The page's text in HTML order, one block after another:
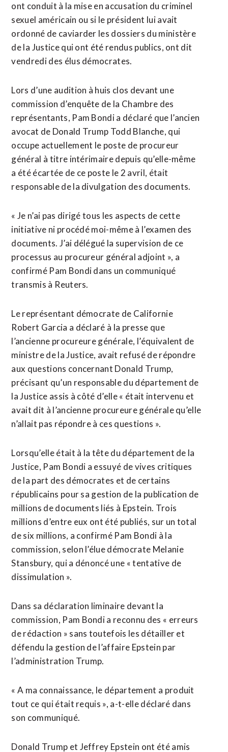
ont conduit à la mise en accusation du criminel
sexuel américain ​ou si le ‌président lui avait
ordonné de caviarder les dossiers ​du ministère
de la ⁠Justice qui ont été rendus publics, ont dit
vendredi des élus démocrates.
Lors ‌d’une audition à huis ‌clos devant une
commission d’enquête de la Chambre des
représentants, Pam Bondi a déclaré que l’ancien
avocat de Donald Trump Todd Blanche, qui
occupe actuellement le poste de procureur
général à ​titre intérimaire depuis qu’elle-même
a été écartée de ce poste le 2 avril, était
responsable de la divulgation des documents.
« Je n’ai pas dirigé tous les aspects de cette
initiative ni procédé moi-même à l’examen des
documents. J’ai délégué la supervision de ce
processus au procureur général adjoint », a
confirmé Pam Bondi dans un communiqué
transmis à ⁠Reuters.
Le représentant démocrate de Californie
Robert Garcia a déclaré à la presse que
l’ancienne procureure générale, ⁠l’équivalent de
ministre de la Justice, avait refusé de répondre
aux questions concernant Donald Trump,
précisant qu’un responsable du département de
la Justice assis à côté d’elle « était intervenu et
avait dit à l’ancienne procureure générale qu’elle
n’allait pas répondre à ces questions ».
Lorsqu’elle était à la tête du département de la
Justice, Pam ⁠Bondi ‌a essuyé de vives critiques
de la part des démocrates et de certains
républicains ⁠pour sa gestion de la publication de
millions de documents liés ​à Epstein. Trois ​
millions d’entre eux ont été publiés, sur un total
de six millions, a confirmé Pam Bondi à la ​
commission, selon l’élue démocrate Melanie
Stansbury, qui a dénoncé une « tentative de
dissimulation ».
Dans sa déclaration liminaire devant la
commission, Pam Bondi a reconnu ‌des « erreurs
de rédaction » sans ​toutefois les détailler et
défendu la gestion de l’affaire Epstein par
l’administration Trump.
« A ma connaissance, le département a ​produit
tout ce qui était requis », a-t-elle déclaré dans
son communiqué.
Donald Trump et Jeffrey Epstein ont été amis